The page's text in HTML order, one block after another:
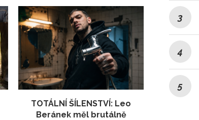
TOTÁLNÍ ŠÍLENSTVÍ: Leo
Beránek měl brutálně